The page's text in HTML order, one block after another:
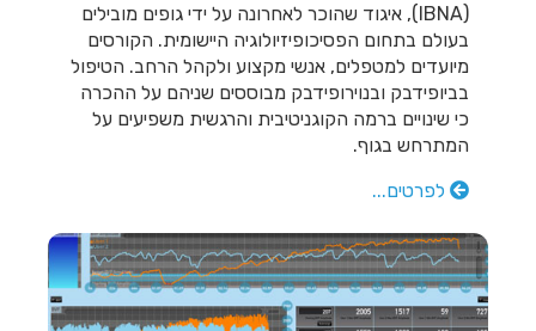
(IBNA), איגוד שהוכר לאחרונה על ידי גופים מובילים
בעולם בתחום הפסיכופיזיולוגיה היישומית. הקורסים
מיועדים למטפלים, אנשי מקצוע ולקהל הרחב. הטיפול
בביופידבק ובנוירופידבק מבוססים שניהם על ההכרה
כי שינויים ברמה הקוגניטיבית והרגשית משפיעים על
המתרחש בגוף.
לפרטים...